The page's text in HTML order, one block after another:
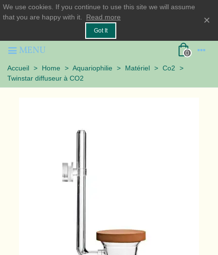
We use cookies. If you continue to use this site we will assume
that you are happy with it.
Read more
Got It
×
MENU 0
Accueil > Home > Aquariophilie > Matériel > Co2
>
Twinstar diffuseur à CO2